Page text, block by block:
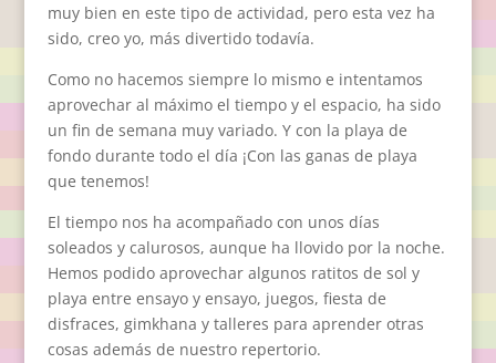
muy bien en este tipo de actividad, pero esta vez ha
sido, creo yo, más divertido todavía.
Como no hacemos siempre lo mismo e intentamos
aprovechar al máximo el tiempo y el espacio, ha sido
un fin de semana muy variado. Y con la playa de
fondo durante todo el día ¡Con las ganas de playa
que tenemos!
El tiempo nos ha acompañado con unos días
soleados y calurosos, aunque ha llovido por la noche.
Hemos podido aprovechar algunos ratitos de sol y
playa entre ensayo y ensayo, juegos, fiesta de
disfraces, gimkhana y talleres para aprender otras
cosas además de nuestro repertorio.